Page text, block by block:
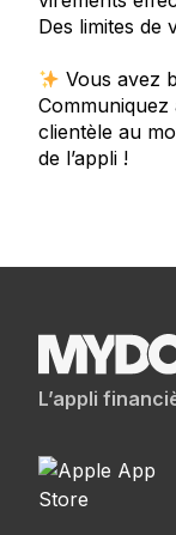
Des limites de
Vous avez
clientèle au
de l’appli !
L’appli